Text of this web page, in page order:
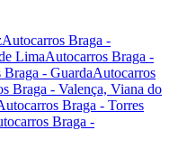
Autocarros Braga -
LimaAutocarros Braga -
Braga - GuardaAutocarros
Braga - Valença, Viana do
Braga - Torres
Braga -